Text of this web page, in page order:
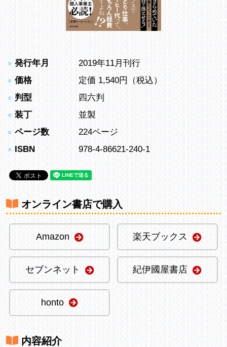
● 発行年月
2019年11月刊行
● 価格
定価 1,540円（税込）
● 判型
四六判
● 装丁
並製
● ページ数
224ページ
● ISBN 978-4-86621-240-1
オンライン書店で購入
Amazon 楽天ブックス
セブンネット 紀伊國屋書店
honto
内容紹介